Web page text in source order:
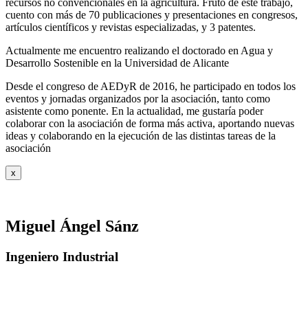
recursos no convencionales en la agricultura. Fruto de este trabajo,
cuento con más de 70 publicaciones y presentaciones en congresos,
artículos científicos y revistas especializadas, y 3 patentes.
Actualmente me encuentro realizando el doctorado en Agua y
Desarrollo Sostenible en la Universidad de Alicante
Desde el congreso de AEDyR de 2016, he participado en todos los
eventos y jornadas organizados por la asociación, tanto como
asistente como ponente. En la actualidad, me gustaría poder
colaborar con la asociación de forma más activa, aportando nuevas
ideas y colaborando en la ejecución de las distintas tareas de la
asociación
x
Miguel Ángel Sánz
Ingeniero Industrial